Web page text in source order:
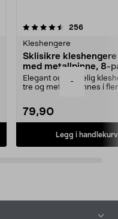
-
256
Kleshengere
Sklisikre
med metallpinne, 8-
Elegant og skikkelig
tre og metall – finnes i
79,90
Legg i handlekurv
4.5av 5 stjerner